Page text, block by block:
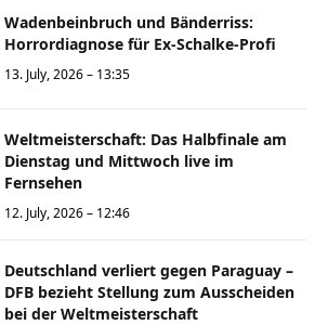
Wadenbeinbruch und Bänderriss:
Horrordiagnose für Ex-Schalke-Profi
13. July, 2026 – 13:35
Weltmeisterschaft: Das Halbfinale am
Dienstag und Mittwoch live im
Fernsehen
12. July, 2026 – 12:46
Deutschland verliert gegen Paraguay –
DFB bezieht Stellung zum Ausscheiden
bei der Weltmeisterschaft